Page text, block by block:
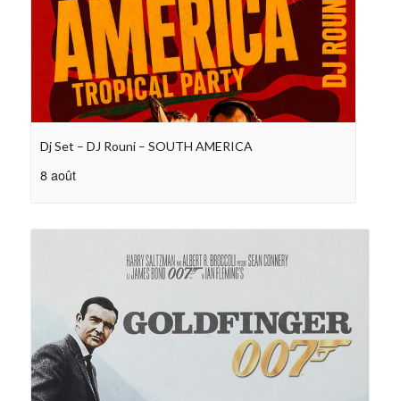
Dj Set – DJ Rouni – SOUTH AMERICA
8 août